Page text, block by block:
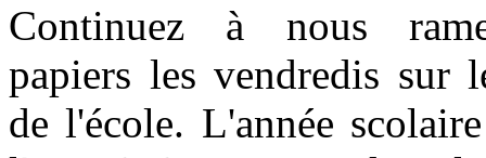
Continuez à nous
papiers les vendredis sur
de l'école. L'année